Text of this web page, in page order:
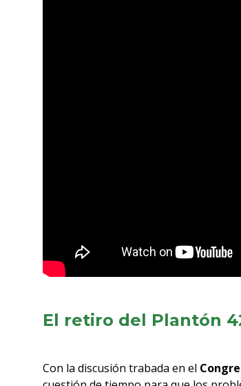
El retiro del Plantón
Con la discusión trabada en el